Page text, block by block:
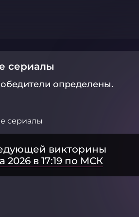
сериалы
определены.
сериалы
викторины
2026 в 17:19 по МСК